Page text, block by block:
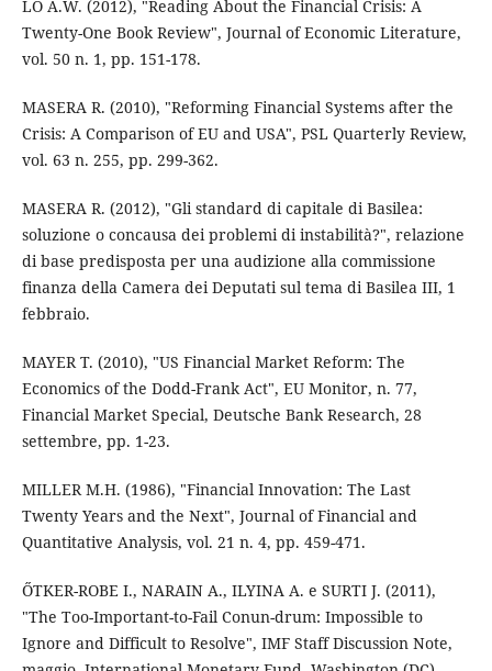
LO A.W. (2012), "Reading About the Financial Crisis: A
Twenty-One Book Review", Journal of Economic Literature,
vol. 50 n. 1, pp. 151-178.
MASERA R. (2010), "Reforming Financial Systems after the
Crisis: A Comparison of EU and USA", PSL Quarterly Review,
vol. 63 n. 255, pp. 299-362.
MASERA R. (2012), "Gli standard di capitale di Basilea:
soluzione o concausa dei problemi di instabilità?", relazione
di base predisposta per una audizione alla commissione
finanza della Camera dei Deputati sul tema di Basilea III, 1
febbraio.
MAYER T. (2010), "US Financial Market Reform: The
Economics of the Dodd-Frank Act", EU Monitor, n. 77,
Financial Market Special, Deutsche Bank Research, 28
settembre, pp. 1-23.
MILLER M.H. (1986), "Financial Innovation: The Last
Twenty Years and the Next", Journal of Financial and
Quantitative Analysis, vol. 21 n. 4, pp. 459-471.
ŐTKER-ROBE I., NARAIN A., ILYINA A. e SURTI J. (2011),
"The Too-Important-to-Fail Conun-drum: Impossible to
Ignore and Difficult to Resolve", IMF Staff Discussion Note,